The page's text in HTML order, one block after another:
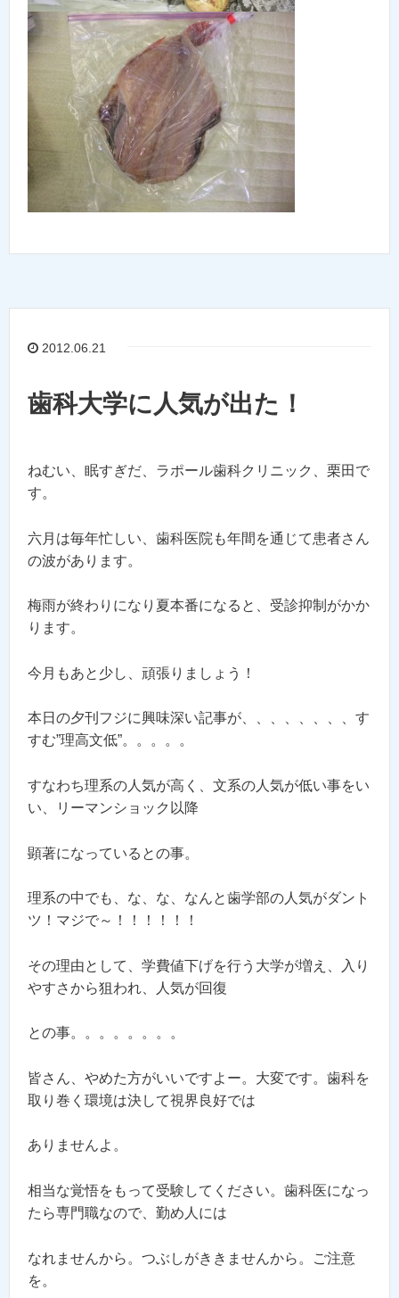
2012.06.21
歯科大学に人気が出た！
ねむい、眠すぎだ、ラポール歯科クリニック、栗田で
す。
六月は毎年忙しい、歯科医院も年間を通じて患者さん
の波があります。
梅雨が終わりになり夏本番になると、受診抑制がかか
ります。
今月もあと少し、頑張りましょう！
本日の夕刊フジに興味深い記事が、、、、、、、、す
すむ”理高文低”。。。。。
すなわち理系の人気が高く、文系の人気が低い事をい
い、リーマンショック以降
顕著になっているとの事。
理系の中でも、な、な、なんと歯学部の人気がダント
ツ！マジで～！！！！！！
その理由として、学費値下げを行う大学が増え、入り
やすさから狙われ、人気が回復
との事。。。。。。。。
皆さん、やめた方がいいですよー。大変です。歯科を
取り巻く環境は決して視界良好では
ありませんよ。
相当な覚悟をもって受験してください。歯科医になっ
たら専門職なので、勤め人には
なれませんから。つぶしがききませんから。ご注意
を。